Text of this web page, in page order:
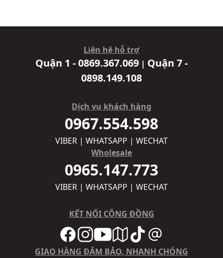
Liên hệ hỗ trợ
Quận 1 - 0869.367.069 | Quận 7 -
0898.149.108
Dịch vụ khách hàng
0967.554.598
VIBER | WHATSAPP | WECHAT
Wholesale
0965.147.773
VIBER | WHATSAPP | WECHAT
KẾT NỐI CỘNG ĐỒNG
GIAO HÀNG ĐẢM BẢO, NHANH CHÓNG